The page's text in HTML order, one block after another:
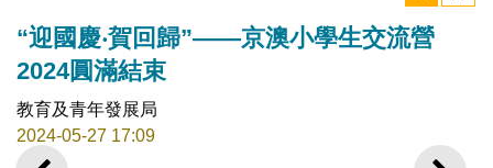
“迎國慶‧賀回歸”——京澳小學生交流營
2024圓滿結束
教育及青年發展局
2024-05-27 17:09